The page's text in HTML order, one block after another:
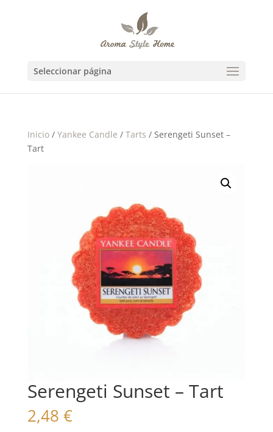
Seleccionar página
Inicio/ Yankee Candle / Tarts / Serengeti Sunset –
Tart
Serengeti Sunset – Tart
2,48 €